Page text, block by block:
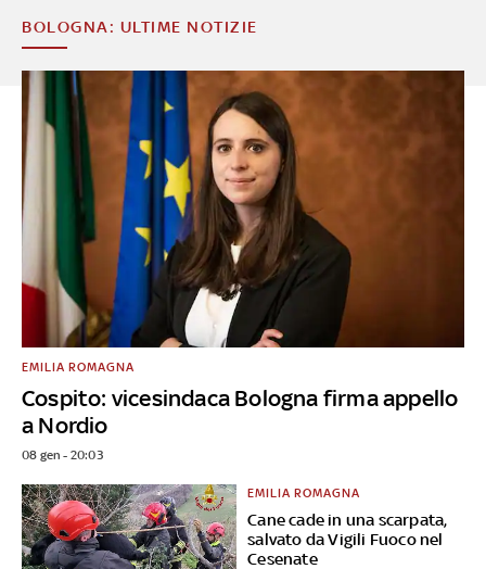
BOLOGNA: ULTIME NOTIZIE
Cospito: vicesindaca Bologna firma appello
a Nordio
EMILIA ROMAGNA
08 gen - 20:03
Cane cade in una scarpata,
salvato da Vigili Fuoco nel
Cesenate
EMILIA ROMAGNA